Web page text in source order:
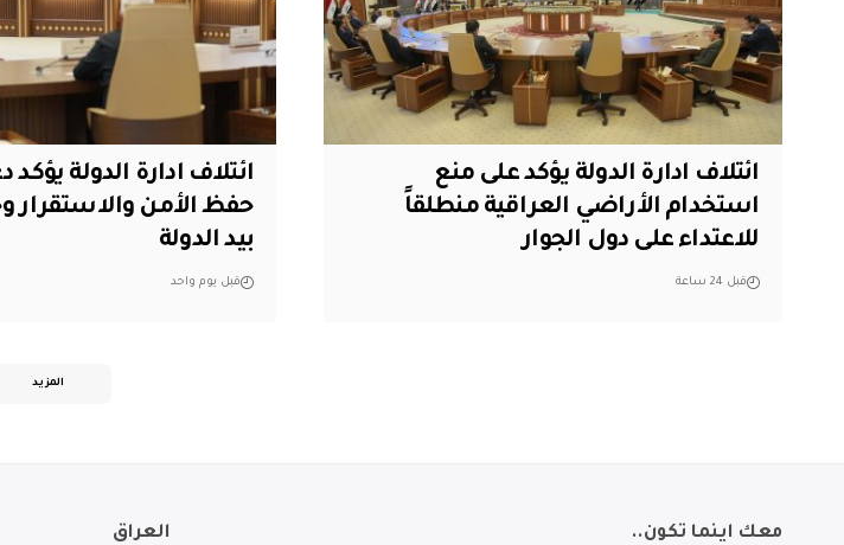
ائتلاف ادارة الدولة يؤكد على منع
استخدام الأراضي العراقية منطلقاً
للاعتداء على دول الجوار
قبل 24 ساعة
ائتلاف ادارة الدولة
حفظ الأمن والاستقرار
بيد الدولة
قبل يوم واحد
المزيد
معك اينما تكون.. العراق